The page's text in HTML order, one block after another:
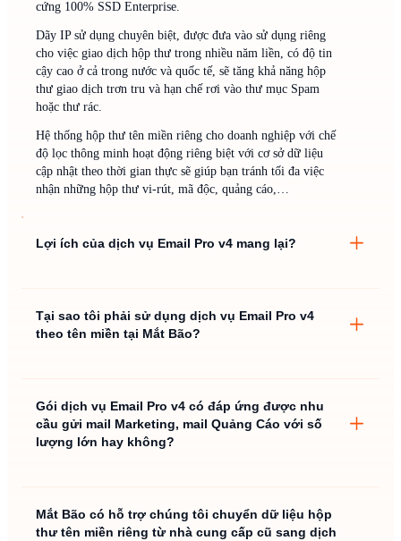
cứng 100% SSD Enterprise.
Dãy IP sử dụng chuyên biệt, được đưa vào sử dụng riêng
cho việc giao dịch hộp thư trong nhiều năm liền, có độ tin
cậy cao ở cả trong nước và quốc tế, sẽ tăng khả năng hộp
thư giao dịch trơn tru và hạn chế rơi vào thư mục Spam
hoặc thư rác.
Hệ thống hộp thư tên miền riêng cho doanh nghiệp với chế
độ lọc thông minh hoạt động riêng biệt với cơ sở dữ liệu
cập nhật theo thời gian thực sẽ giúp bạn tránh tối đa việc
nhận những hộp thư vi-rút, mã độc, quảng cáo,…
Lợi ích của dịch vụ Email Pro v4 mang lại?
Tại sao tôi phải sử dụng dịch vụ Email Pro v4
theo tên miền tại Mắt Bão?
Di chuyển toàn bộ hộp thư của bạn từ nơi khác về máy
Gói dịch vụ Email Pro v4 có đáp ứng được nhu
cầu gửi mail Marketing, mail Quảng Cáo với số
lượng lớn hay không?
Mắt Bão có hỗ trợ chúng tôi chuyển dữ liệu hộp
thư tên miền riêng từ nhà cung cấp cũ sang dịch